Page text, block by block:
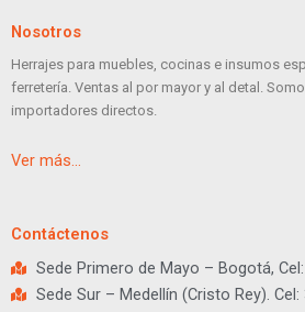
Nosotros
Herrajes para muebles, cocinas e insumos
ferretería. Ventas al por mayor y al detal.
importadores directos.
Ver más…
Contáctenos
Sede Primero de Mayo – Bogotá,
Sede Sur – Medellín (Cristo Rey).